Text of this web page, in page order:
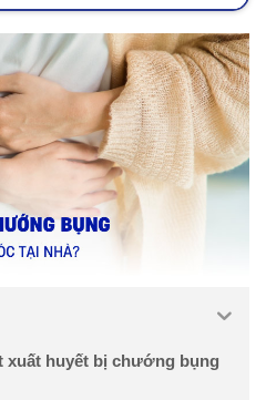
xuất huyết bị chướng bụng